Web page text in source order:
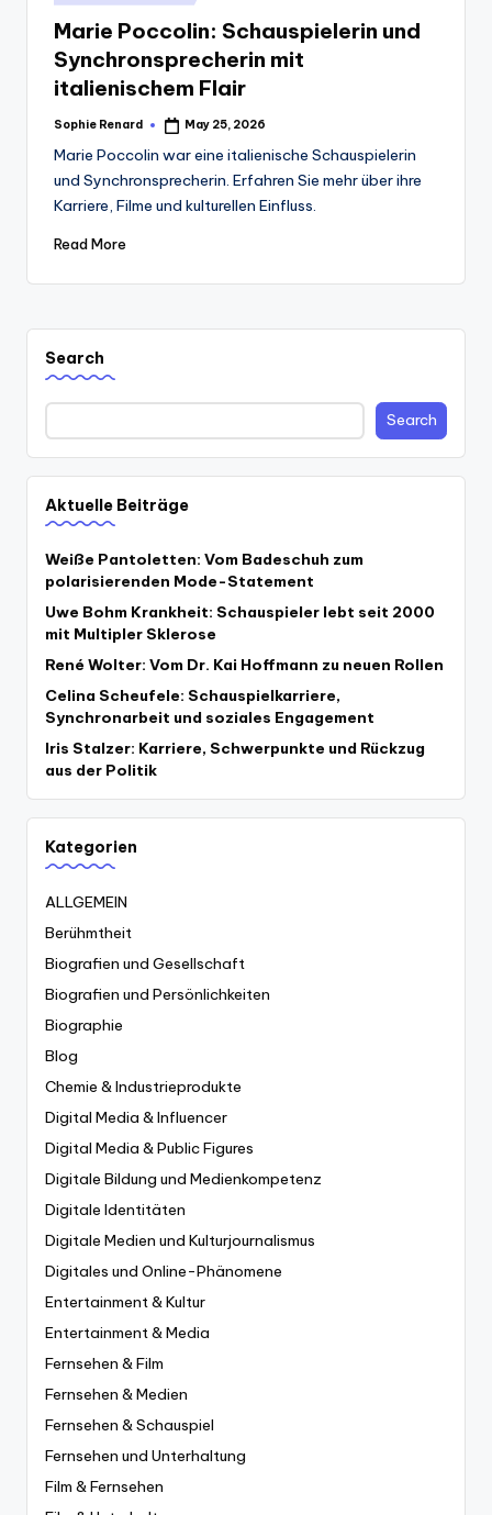
in
Marie Poccolin: Schauspielerin und
Synchronsprecherin mit
italienischem Flair
Posted
Sophie Renard May 25, 2026
Marie Poccolin war eine italienische Schauspielerin
und Synchronsprecherin. Erfahren Sie mehr über ihre
Karriere, Filme und kulturellen Einfluss.
Read More
Search
Search
Aktuelle Beiträge
Weiße Pantoletten: Vom Badeschuh zum
polarisierenden Mode-Statement
Uwe Bohm Krankheit: Schauspieler lebt seit 2000
mit Multipler Sklerose
René Wolter: Vom Dr. Kai Hoffmann zu neuen Rollen
Celina Scheufele: Schauspielkarriere,
Synchronarbeit und soziales Engagement
Iris Stalzer: Karriere, Schwerpunkte und Rückzug
aus der Politik
Kategorien
ALLGEMEIN
Berühmtheit
Biografien und Gesellschaft
Biografien und Persönlichkeiten
Biographie
Blog
Chemie & Industrieprodukte
Digital Media & Influencer
Digital Media & Public Figures
Digitale Bildung und Medienkompetenz
Digitale Identitäten
Digitale Medien und Kulturjournalismus
Digitales und Online-Phänomene
Entertainment & Kultur
Entertainment & Media
Fernsehen & Film
Fernsehen & Medien
Fernsehen & Schauspiel
Fernsehen und Unterhaltung
Film & Fernsehen